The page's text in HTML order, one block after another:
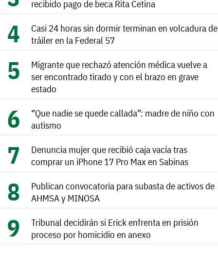
recibido pago de beca Rita Cetina
Casi 24 horas sin dormir terminan en volcadura de
tráiler en la Federal 57
Migrante que rechazó atención médica vuelve a
ser encontrado tirado y con el brazo en grave
estado
“Que nadie se quede callada”: madre de niño con
autismo
Denuncia mujer que recibió caja vacía tras
comprar un iPhone 17 Pro Max en Sabinas
Publican convocatoria para subasta de activos de
AHMSA y MINOSA
Tribunal decidirán si Erick enfrenta en prisión
proceso por homicidio en anexo